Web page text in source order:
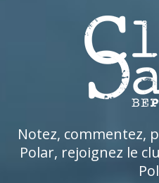
Notez, commentez,
Polar, rejoignez le